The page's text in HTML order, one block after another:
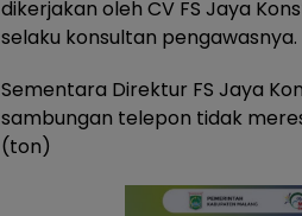
dikerjakan oleh CV FS Jaya
selaku konsultan pengawasnya.
Sementara Direktur FS Jaya
sambungan telepon tidak
(ton)